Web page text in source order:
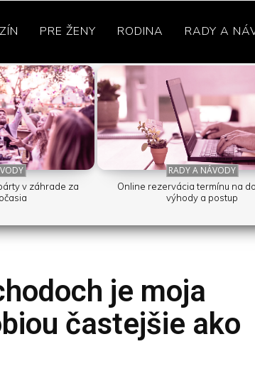
PRE ŽENY RODINA RADY A
v záhrade za
RADY A NÁVODY
Online rezervácia termínu na
výhody a postup
je moja
častejšie ako